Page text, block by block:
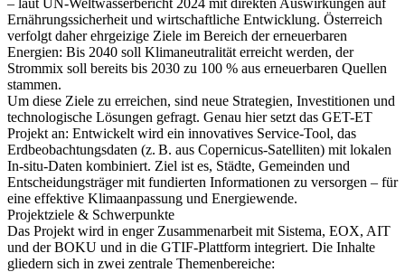
Ernährungssicherheit und wirtschaftliche Entwicklung. Österreich
verfolgt daher ehrgeizige Ziele im Bereich der erneuerbaren
Energien: Bis 2040 soll Klimaneutralität erreicht werden, der
Strommix soll bereits bis 2030 zu 100 % aus erneuerbaren Quellen
stammen.
Um diese Ziele zu erreichen, sind neue Strategien, Investitionen und
technologische Lösungen gefragt. Genau hier setzt das GET-ET
Projekt an: Entwickelt wird ein innovatives Service-Tool, das
Erdbeobachtungsdaten (z. B. aus Copernicus-Satelliten) mit lokalen
In-situ-Daten kombiniert. Ziel ist es, Städte, Gemeinden und
Entscheidungsträger mit fundierten Informationen zu versorgen – für
eine effektive Klimaanpassung und Energiewende.
Projektziele & Schwerpunkte
Das Projekt wird in enger Zusammenarbeit mit Sistema, EOX, AIT
und der BOKU und in die GTIF-Plattform integriert. Die Inhalte
gliedern sich in zwei zentrale Themenbereiche: